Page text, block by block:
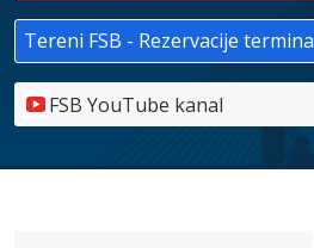
Tereni FSB - Rezervacije termina
FSB YouTube kanal